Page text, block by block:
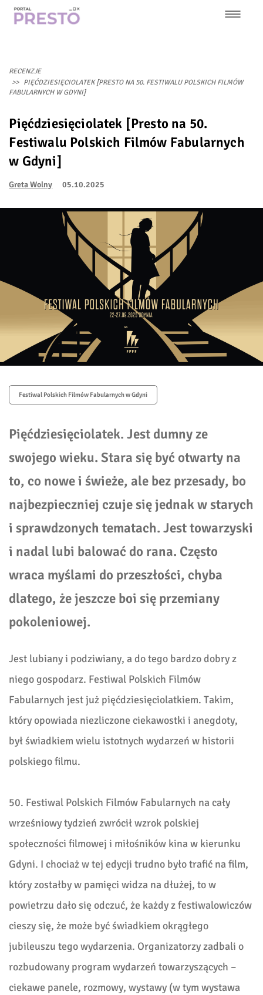
Przejdź
nawigacja
RECENZJE
PIĘĆDZIESIĘCIOLATEK [PRESTO NA 50. FESTIWALU POLSKICH FILMÓW
FABULARNYCH W GDYNI]
Pięćdziesięciolatek [Presto na 50.
Festiwalu Polskich Filmów Fabularnych
w Gdyni]
Greta Wolny 05.10.2025
Festiwal Polskich Filmów Fabularnych w Gdyni
Pięćdziesięciolatek.Jest dumny ze
swojego wieku. Stara się być otwarty na
to, co nowe i świeże, ale bez przesady, bo
najbezpieczniej czuje się jednak w starych
i sprawdzonych tematach. Jest towarzyski
i nadal lubi balować do rana. Często
wraca myślami do przeszłości, chyba
dlatego, że jeszcze boi się przemiany
pokoleniowej.
Jest lubiany i podziwiany, a do tego bardzo dobry z
niego gospodarz. Festiwal Polskich Filmów
Fabularnych jest już pięćdziesięciolatkiem. Takim,
który opowiada niezliczone ciekawostki i anegdoty,
był świadkiem wielu istotnych wydarzeń w historii
polskiego filmu.
50. Festiwal Polskich Filmów Fabularnych na cały
wrześniowy tydzień zwrócił wzrok polskiej
społeczności filmowej i miłośników kina w kierunku
Gdyni. I chociaż w tej edycji trudno było trafić na film,
który zostałby w pamięci widza na dłużej, to w
powietrzu dało się odczuć, że każdy z festiwalowiczów
cieszy się, że może być świadkiem okrągłego
jubileuszu tego wydarzenia. Organizatorzy zadbali o
rozbudowany program wydarzeń towarzyszących –
ciekawe panele, rozmowy, wystawy (w tym wystawa